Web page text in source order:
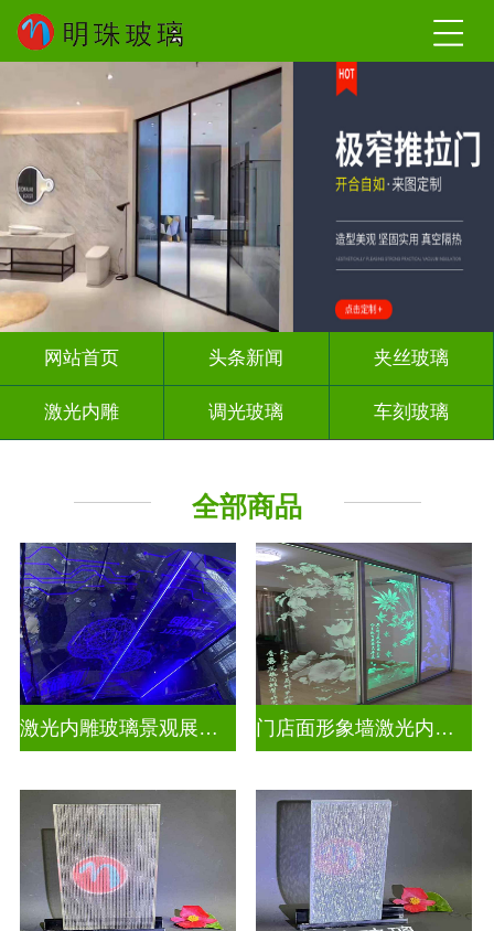
网站首页 头条新闻 夹丝玻璃
激光内雕 调光玻璃 车刻玻璃
全部商品
激光内雕玻璃景观展示发光玻璃 门店面形象墙激光内雕护栏玻璃